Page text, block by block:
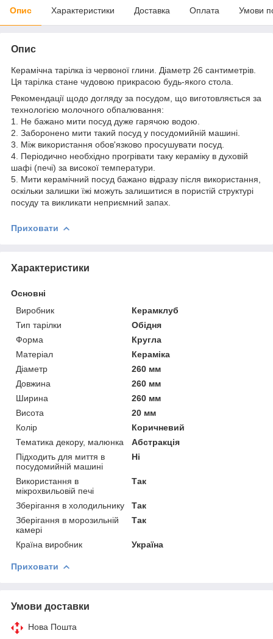
Опис Характеристики Доставка Оплата Умови
Опис
Керамічна тарілка із червоної глини. Діаметр 26 сантиметрів.
Ця тарілка стане чудовою прикрасою будь-якого стола.
Рекомендації щодо догляду за посудом, що виготовляється за
технологією молочного обпалювання:
1. Не бажано мити посуд дуже гарячою водою.
2. Заборонено мити такий посуд у посудомийній машині.
3. Між використання обов'язково просушувати посуд.
4. Періодично необхідно прогрівати таку кераміку в духовій
шафі (печі) за високої температури.
5. Мити керамічний посуд бажано відразу після використання,
оскільки залишки їжі можуть залишитися в пористій структурі
посуду та викликати неприємний запах.
Приховати
Характеристики
Основні
Виробник
Керамклуб
Тип тарілки
Обідня
Форма
Кругла
Матеріал
Кераміка
Діаметр
260 мм
Довжина
260 мм
Ширина
260 мм
Висота
20 мм
Колір
Коричневий
Тематика декору, малюнка
Абстракція
Підходить для миття в
посудомийній машині
Ні
Використання в
мікрохвильовій печі
Так
Зберігання в холодильнику
Так
Зберігання в морозильній
камері
Так
Країна виробник Україна
Приховати
Умови доставки
Нова Пошта